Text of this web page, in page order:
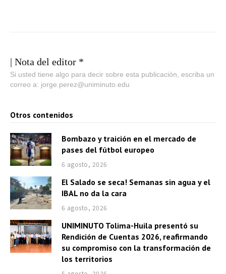
| Nota del editor *
Si usted tiene algo para decir sobre esta publicación, escriba un
correo a: jorge.perez@uniminuto.edu
Otros contenidos
Bombazo y traición en el mercado de
pases del fútbol europeo
6 agosto, 2026
El Salado se seca! Semanas sin agua y el
IBAL no da la cara
6 agosto, 2026
UNIMINUTO Tolima-Huila presentó su
Rendición de Cuentas 2026, reafirmando
su compromiso con la transformación de
los territorios